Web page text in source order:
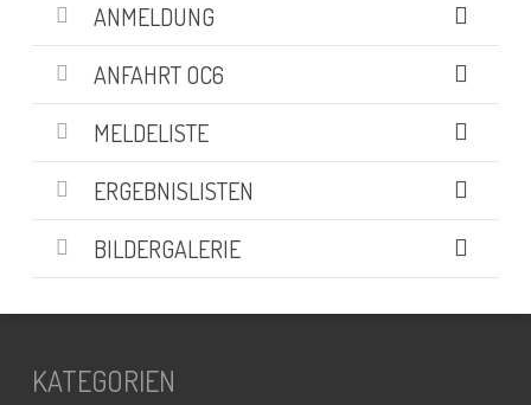
ANMELDUNG
ANFAHRT OC6
MELDELISTE
ERGEBNISLISTEN
BILDERGALERIE
KATEGORIEN